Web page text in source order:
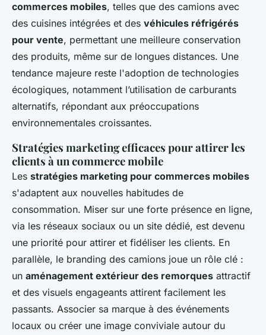
commerces mobiles, telles que des camions avec
des cuisines intégrées et des véhicules réfrigérés
pour vente, permettant une meilleure conservation
des produits, même sur de longues distances. Une
tendance majeure reste l'adoption de technologies
écologiques, notamment l’utilisation de carburants
alternatifs, répondant aux préoccupations
environnementales croissantes.
Stratégies marketing efficaces pour attirer les
clients à un commerce mobile
Les stratégies marketing pour commerces mobiles
s'adaptent aux nouvelles habitudes de
consommation. Miser sur une forte présence en ligne,
via les réseaux sociaux ou un site dédié, est devenu
une priorité pour attirer et fidéliser les clients. En
parallèle, le branding des camions joue un rôle clé :
un aménagement extérieur des remorques attractif
et des visuels engageants attirent facilement les
passants. Associer sa marque à des événements
locaux ou créer une image conviviale autour du